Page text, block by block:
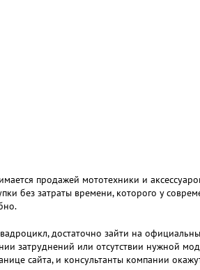
продажей мототехники и
без затраты времени, которого у
достаточно зайти на
затруднений или отсутствии нужной
сайта, и консультанты компании